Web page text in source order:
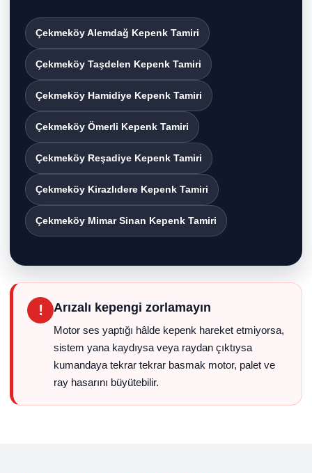
Çekmeköy Alemdağ Kepenk Tamiri
Çekmeköy Taşdelen Kepenk Tamiri
Çekmeköy Hamidiye Kepenk Tamiri
Çekmeköy Ömerli Kepenk Tamiri
Çekmeköy Reşadiye Kepenk Tamiri
Çekmeköy Kirazlıdere Kepenk Tamiri
Çekmeköy Mimar Sinan Kepenk Tamiri
! Arızalı kepengi zorlamayın
Motor ses yaptığı hâlde kepenk hareket etmiyorsa,
sistem yana kaydıysa veya raydan çıktıysa
kumandaya tekrar tekrar basmak motor, palet ve
ray hasarını büyütebilir.